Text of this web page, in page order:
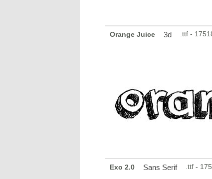
Orange Juice 3d .ttf -
Exo 2.0 Sans Serif .ttf -